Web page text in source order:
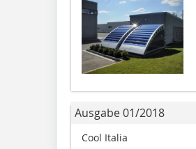
Ausgabe 01/2018
Cool Italia